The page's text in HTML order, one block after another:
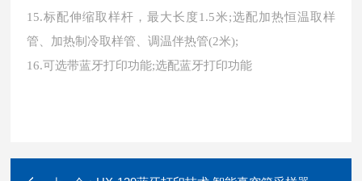
15.标配伸缩取样杆，最大长度1.5米;选配加热恒温取样
管、加热制冷取样管、调温伴热管(2米);
16.可选带蓝牙打印功能;选配蓝牙打印功能